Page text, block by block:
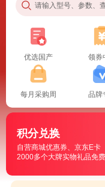
请输入型号、参数、
优选国产 领券
每月采购周 品牌
积分兑换
自营商城优惠券、京东E卡
2000多个大牌实物礼品免